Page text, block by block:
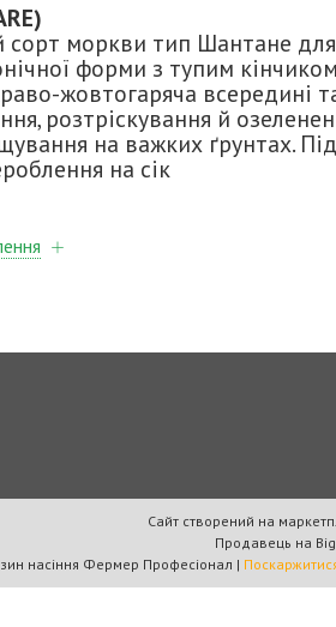
сорт моркви тип Шантане
форми з тупим
жовтогаряча всередині
розтріскування й
на важких ґрунтах.
на сік
Сайт створений на
Продавець на
Магазин насіння Фермер Професіонал |